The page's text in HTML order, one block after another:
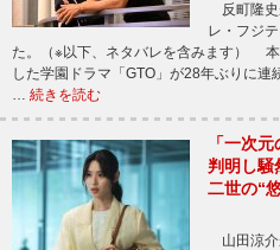
反町隆史
レ・フジ
た。（※以下、ネタバレを含みます）
した学園ドラマ「GTO」が28年ぶりに連
… 続きを読む
「一次
判明し騒
二世の“
山田涼介